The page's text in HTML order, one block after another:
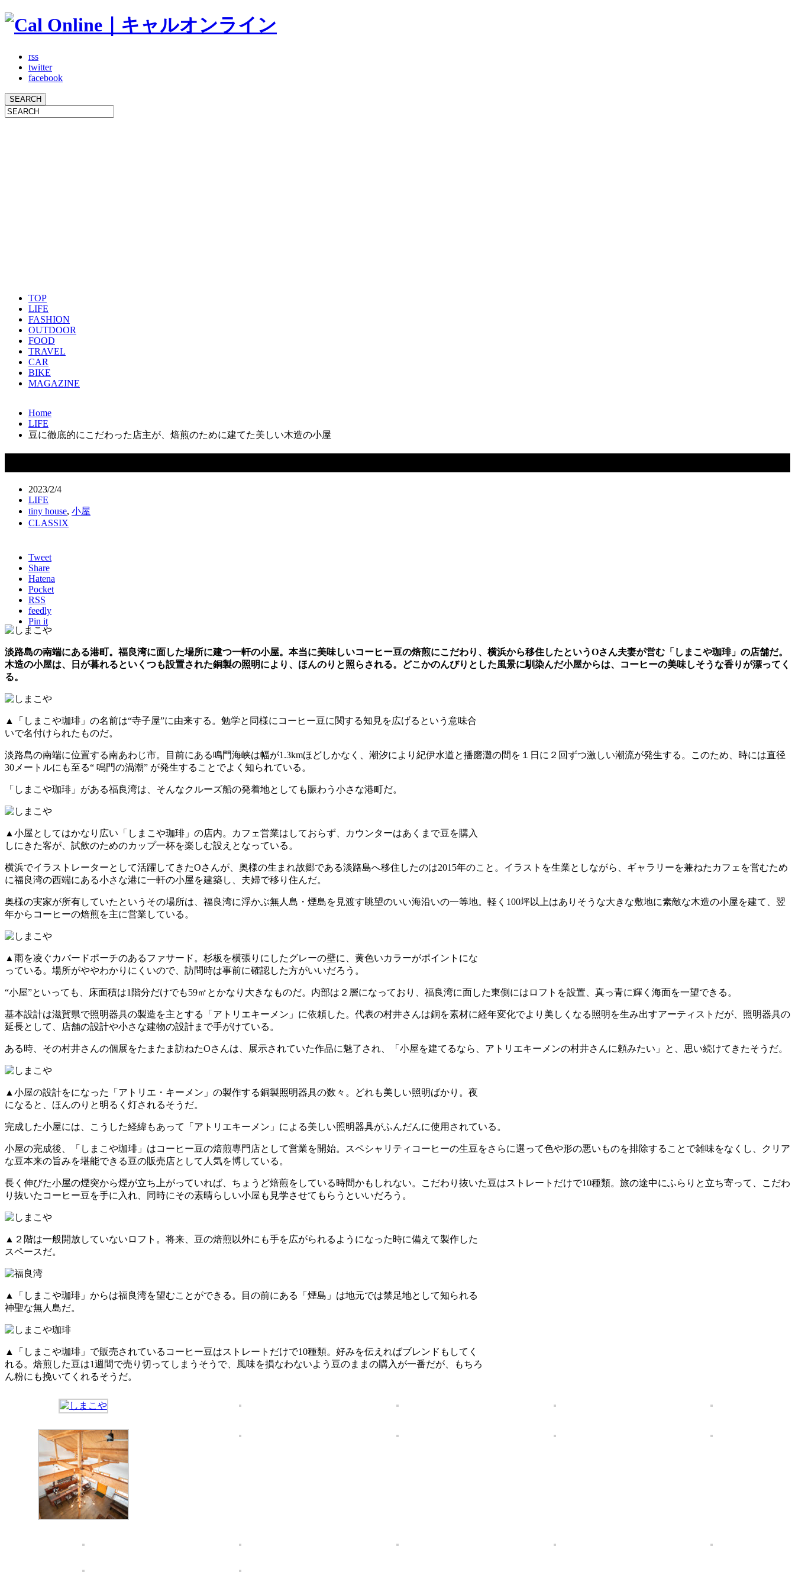
rss
twitter
facebook
TOP
LIFE
FASHION
OUTDOOR
FOOD
TRAVEL
CAR
BIKE
MAGAZINE
Home
LIFE
豆に徹底的にこだわった店主が、焙煎のために建てた美しい木造の小屋
2023/2/4
LIFE
tiny house, 小屋
CLASSIX
Tweet
Share
Hatena
Pocket
RSS
feedly
Pin it
淡路島の南端にある港町。福良湾に面した場所に建つ一軒の小屋。本当に美味しいコーヒー豆の焙煎にこだわり、横浜から移住したというOさん夫妻が営む「しまこや珈琲」の店舗だ。
木造の小屋は、日が暮れるといくつも設置された銅製の照明により、ほんのりと照らされる。どこかのんびりとした風景に馴染んだ小屋からは、コーヒーの美味しそうな香りが漂ってく
る。
▲「しまこや珈琲」の名前は“寺子屋”に由来する。勉学と同様にコーヒー豆に関する知見を広げるという意味合
いで名付けられたものだ。
淡路島の南端に位置する南あわじ市。目前にある鳴門海峡は幅が1.3kmほどしかなく、潮汐により紀伊水道と播磨灘の間を１日に２回ずつ激しい潮流が発生する。このため、時には直径
30メートルにも至る“ 鳴門の渦潮” が発生することでよく知られている。
「しまこや珈琲」がある福良湾は、そんなクルーズ船の発着地としても賑わう小さな港町だ。
▲小屋としてはかなり広い「しまこや珈琲」の店内。カフェ営業はしておらず、カウンターはあくまで豆を購入
しにきた客が、試飲のためのカップ一杯を楽しむ設えとなっている。
横浜でイラストレーターとして活躍してきたOさんが、奥様の生まれ故郷である淡路島へ移住したのは2015年のこと。イラストを生業としながら、ギャラリーを兼ねたカフェを営むため
に福良湾の西端にある小さな港に一軒の小屋を建築し、夫婦で移り住んだ。
奥様の実家が所有していたというその場所は、福良湾に浮かぶ無人島・煙島を見渡す眺望のいい海沿いの一等地。軽く100坪以上はありそうな大きな敷地に素敵な木造の小屋を建て、翌
年からコーヒーの焙煎を主に営業している。
▲雨を凌ぐカバードポーチのあるファサード。杉板を横張りにしたグレーの壁に、黄色いカラーがポイントにな
っている。場所がややわかりにくいので、訪問時は事前に確認した方がいいだろう。
“小屋”といっても、床面積は1階分だけでも59㎡とかなり大きなものだ。内部は２層になっており、福良湾に面した東側にはロフトを設置、真っ青に輝く海面を一望できる。
基本設計は滋賀県で照明器具の製造を主とする「アトリエキーメン」に依頼した。代表の村井さんは銅を素材に経年変化でより美しくなる照明を生み出すアーティストだが、照明器具の
延長として、店舗の設計や小さな建物の設計まで手がけている。
ある時、その村井さんの個展をたまたま訪ねたOさんは、展示されていた作品に魅了され、「小屋を建てるなら、アトリエキーメンの村井さんに頼みたい」と、思い続けてきたそうだ。
▲小屋の設計をになった「アトリエ・キーメン」の製作する銅製照明器具の数々。どれも美しい照明ばかり。夜
になると、ほんのりと明るく灯されるそうだ。
完成した小屋には、こうした経緯もあって「アトリエキーメン」による美しい照明器具がふんだんに使用されている。
小屋の完成後、「しまこや珈琲」はコーヒー豆の焙煎専門店として営業を開始。スペシャリティコーヒーの生豆をさらに選って色や形の悪いものを排除することで雑味をなくし、クリア
な豆本来の旨みを堪能できる豆の販売店として人気を博している。
長く伸びた小屋の煙突から煙が立ち上がっていれば、ちょうど焙煎をしている時間かもしれない。こだわり抜いた豆はストレートだけで10種類。旅の途中にふらりと立ち寄って、こだわ
り抜いたコーヒー豆を手に入れ、同時にその素晴らしい小屋も見学させてもらうといいだろう。
▲２階は一般開放していないロフト。将来、豆の焙煎以外にも手を広がられるようになった時に備えて製作した
スペースだ。
▲「しまこや珈琲」からは福良湾を望むことができる。目の前にある「煙島」は地元では禁足地として知られる
神聖な無人島だ。
▲「しまこや珈琲」で販売されているコーヒー豆はストレートだけで10種類。好みを伝えればブレンドもしてく
れる。焙煎した豆は1週間で売り切ってしまうそうで、風味を損なわないよう豆のままの購入が一番だが、もちろ
ん粉にも挽いてくれるそうだ。